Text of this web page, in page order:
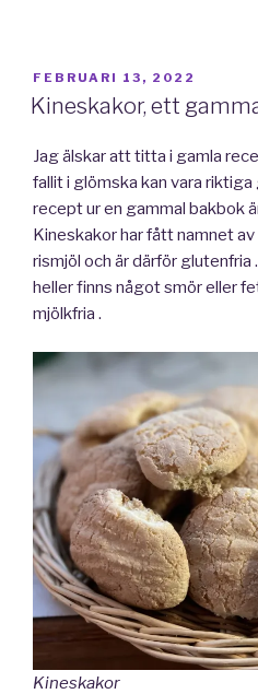
PUBLICERAT
FEBRUARI 13, 2022
Kineskakor, ett
Jag älskar att titta i gamla
fallit i glömska kan vara
recept ur en gammal bakbok
Kineskakor har fått namnet
rismjöl och är därför
heller finns något smör eller
mjölkfria .
Kineskakor